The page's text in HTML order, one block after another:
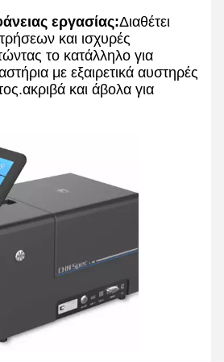
εργασίας:Διαθέτει
και ισχυρές
το κατάλληλο για
με εξαιρετικά αυστηρές
και άβολα για